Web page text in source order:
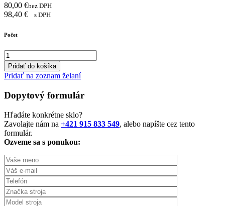
80,00 €bez DPH
98,40 € s DPH
Počet
Pridať do košíka
Pridať na zoznam želaní
Dopytový formulár
Hľadáte konkrétne sklo?
Zavolajte nám na +421 915 833 549, alebo napíšte cez tento
formulár.
Ozveme sa s ponukou: